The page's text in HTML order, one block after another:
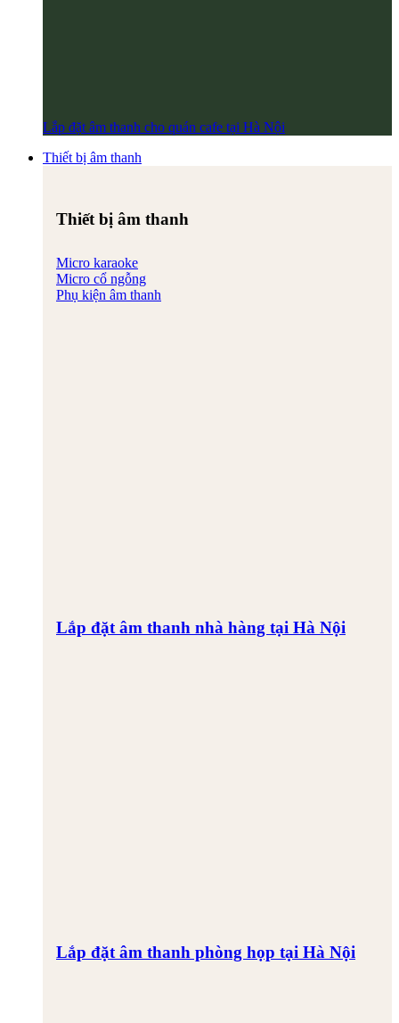
Lắp đặt âm thanh cho quán cafe tại Hà Nội
Thiết bị âm thanh
Thiết bị âm thanh
Micro karaoke
Micro cổ ngỗng
Phụ kiện âm thanh
Lắp đặt âm thanh nhà hàng tại Hà Nội
Lắp đặt âm thanh phòng họp tại Hà Nội